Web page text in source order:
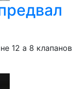
12 а 8 клапанов